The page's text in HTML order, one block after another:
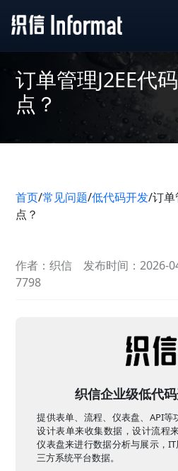
订单管理J2EE代
点？
首页/常见问题/低代码开发/订单
点？
作者：织信 发布时间：2026-
7798
织信企业级低代
提供表单、流程、仪表盘、API等
设计表单来收集数据，设计流程
仪表盘来进行数据分析与展示，
三方系统平台数据。